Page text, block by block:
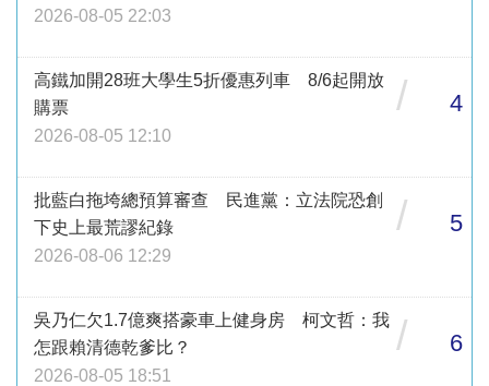
2026-08-05 22:03
高鐵加開28班大學生5折優惠列車 8/6起開放
購票
2026-08-05 12:10
/ 4
批藍白拖垮總預算審查 民進黨：立法院恐創
下史上最荒謬紀錄
2026-08-06 12:29
/ 5
吳乃仁欠1.7億爽搭豪車上健身房 柯文哲：我
怎跟賴清德乾爹比？
2026-08-05 18:51
/ 6